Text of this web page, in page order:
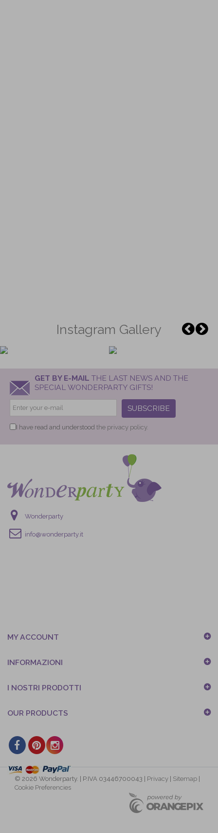
Instagram Gallery
GET BY E-MAIL THE LAST NEWS AND THE
SPECIAL WONDERPARTY GIFTS!
SUBSCRIBE
I have read and understood the privacy policy.
Wonderparty
info@wonderparty.it
MY ACCOUNT
INFORMAZIONI
I NOSTRI PRODOTTI
OUR PRODUCTS
© 2026 Wonderparty. | P.IVA 03446700043 | Privacy Sitemap
Cookie Preferencies